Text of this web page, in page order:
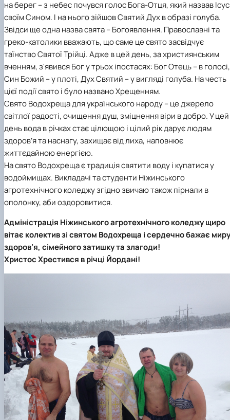
Іноземні мови
Працевлаштування
Їдальні та буфети
Студентські квитки
Центр вивчення мов
Психологічна підтримка
Інклюзивне середовище
Рада молодих вчених
Наукові школи
Стартап школа НУБіП України
Методичні рекомендації, пам'ятки
Форми документів
Патентно-ліцензійна діяльність
ЦКНО «Агропромисловий комплекс, лісове і
садово-паркове господарство, ветеринарна
медицина»
Обладнання НУБіП України
Біоетична комісія
Наукові видання
Досліднику та автору
Звіт про проведення НТЗ
Наукові журнали НУБіП України
Наукові журнали НУБіП України (English)
Пам'ятка про проведення науково-
заходів
Порядок планування та організації
проведення НТЗ
Результати науково-технічних заходів
Монографії
Наука для бізнесу
Каталог наукових послуг
«SEB-2024»
«SEB-2025»
Наглядова рада
Рада роботодавців
Благодійний фонд «Голосіївська ініціатива
2020»
Історія університету
Видатні випускники та працівники
Звіт ректора
Пам'яті захисників України
Почесні доктори і професори НУБіП України
Університетський кур'єр
Вибори ректора
Програма розвитку університету
ініціатива – 2025»
Доступ до публічної інформації
Державні закупівлі
Офіційна символіка
Антикорупційні заходи
Уповноважена особа з питань запобігання
виявлення корупції
Положення про антикорупційного
уповноваженого НУБіП України
Національні нормативно-правові акти
Нормативно-правові акти НУБіП України
Інформаційні ресурси НАЗК
Методичні роз’яснення НАЗК
Антикорупційні заходи
Гендерна радниця
Контактна інформація
на берег – з небес почувся голос Бога-Отця, який назвав
своїм Сином. І на нього зійшов Святий Дух в образі голуба.
Звідси ще одна назва свята – Богоявлення. Православні та
греко-католики вважають, що саме це свято засвідчує
таїнство Святої Трійці. Адже в цей день, за християнським
вченням, з'явився Бог у трьох іпостасях: Бог Отець – в голосі,
Син Божий – у плоті, Дух Святий – у вигляді голуба. На честь
цієї події свято і було названо Хрещенням.
Свято Водохреща для українського народу – це джерело
світлої радості, очищення душ, зміцнення віри в добро. У цей
день вода в річках стає цілющою і цілий рік дарує людям
здоров’я та наснагу, захищає від лиха, наповнює
життєдайною енергією.
На свято Водохреща є традиція святити воду і купатися у
водоймищах. Викладачі та студенти Ніжинського
агротехнічного коледжу згідно звичаю також пірнали в
ополонку, аби оздоровитися.
Адміністрація Ніжинського агротехнічного коледжу щиро
вітає колектив зі святом Водохреща і сердечно бажає
здоров’я, сімейного затишку та злагоди!
Христос Хрестився в річці Йордані!